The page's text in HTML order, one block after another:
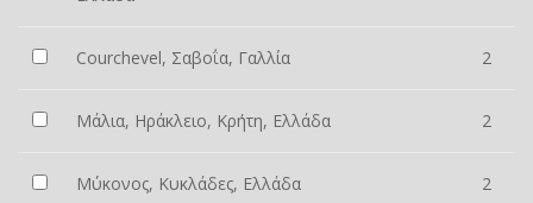
Courchevel, Σαβοΐα, Γαλλία 2
Μάλια, Ηράκλειο, Κρήτη, Ελλάδα 2
Μύκονος, Κυκλάδες, Ελλάδα 2